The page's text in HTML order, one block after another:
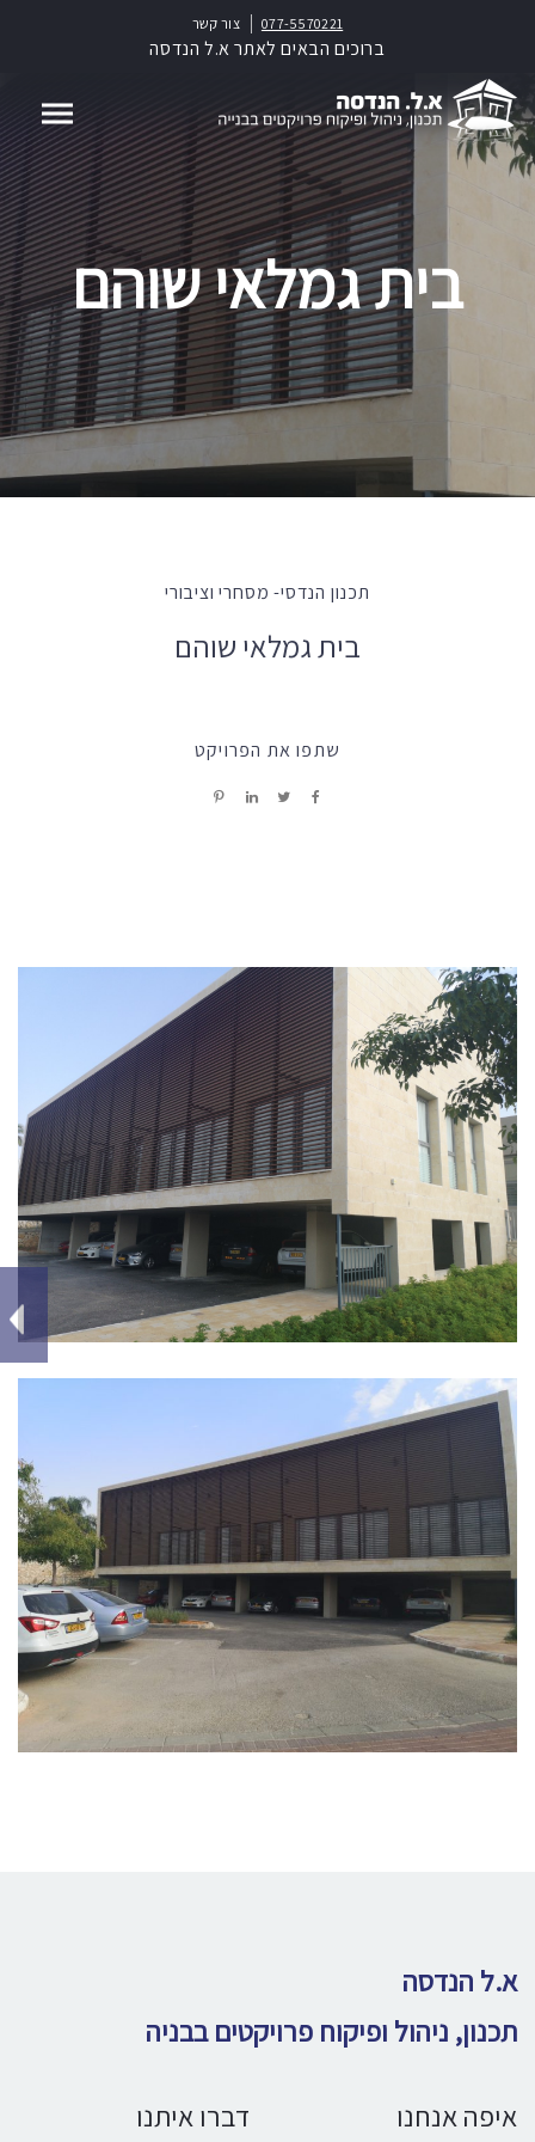
צור קשר 077-5570221
ברוכים הבאים לאתר א.ל הנדסה
בית גמלאי שוהם
תכנון הנדסי- מסחרי וציבורי
בית גמלאי שוהם
שתפו את הפרויקט
א.ל הנדסה
תכנון, ניהול ופיקוח פרויקטים בבניה
איפה אנחנו דברו איתנו